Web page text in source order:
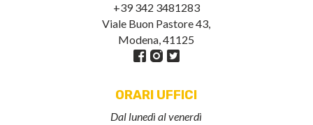
+39 342 3481283
Viale Buon Pastore 43,
Modena, 41125
ORARI UFFICI
Dal lunedì al venerdì